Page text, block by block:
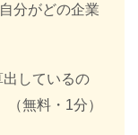
分がどの企業
出しているの
無料・1分）